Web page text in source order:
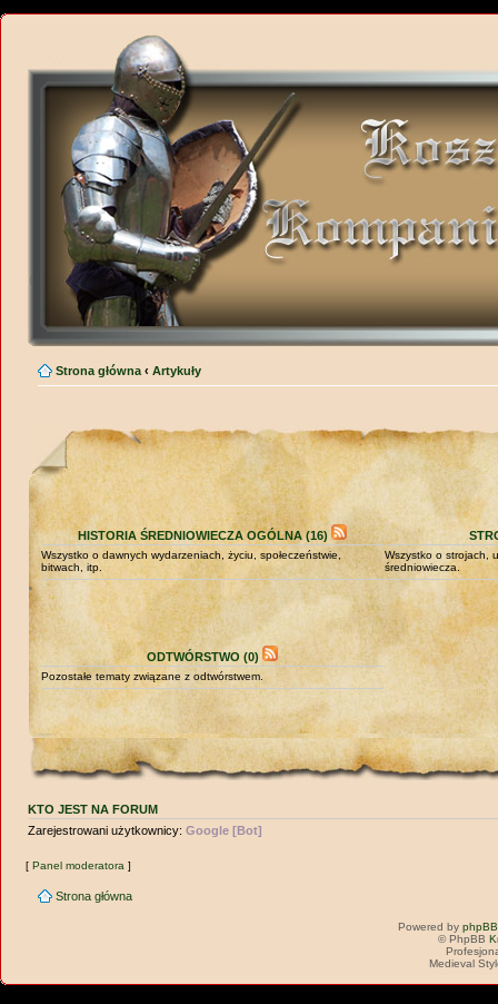
Strona główna ‹ Artykuły
HISTORIA ŚREDNIOWIECZA OGÓLNA (16)
Wszystko o dawnych wydarzeniach, życiu, społeczeństwie,
bitwach, itp.
Wszystko o strojach,
średniowiecza.
ODTWÓRSTWO (0)
Pozostałe tematy związane z odtwórstwem.
KTO JEST NA FORUM
Zarejestrowani użytkownicy:Google [Bot]
[Panel moderatora ]
Strona główna
Powered by phpBB
© PhpBB
Medieval